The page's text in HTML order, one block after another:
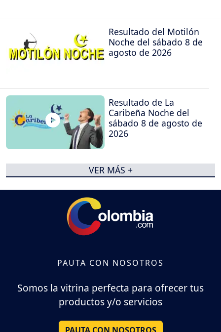
Resultado del Motilón
Noche del sábado 8 de
agosto de 2026
Resultado de La
Caribeña Noche del
sábado 8 de agosto de
2026
VER MÁS +
PAUTA CON NOSOTROS
Somos la vitrina perfecta para ofrecer tus
productos y/o servicios